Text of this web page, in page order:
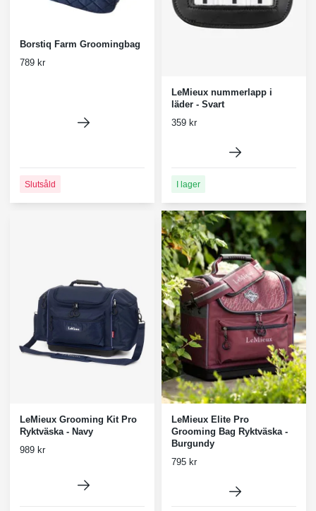
Borstiq Farm Groomingbag
789 kr
Slutsåld
LeMieux nummerlapp i
läder - Svart
359 kr
I lager
LeMieux Grooming Kit Pro
Ryktväska - Navy
989 kr
LeMieux Elite Pro
Grooming Bag Ryktväska -
Burgundy
795 kr